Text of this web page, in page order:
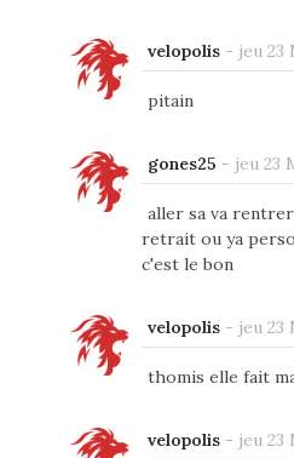
velopolis- jeu 23
pitain
gones25 - jeu 23
aller sa va
retrait ou ya
c'est le bon
velopolis- jeu 23
thomis elle fait
velopolis- jeu 23